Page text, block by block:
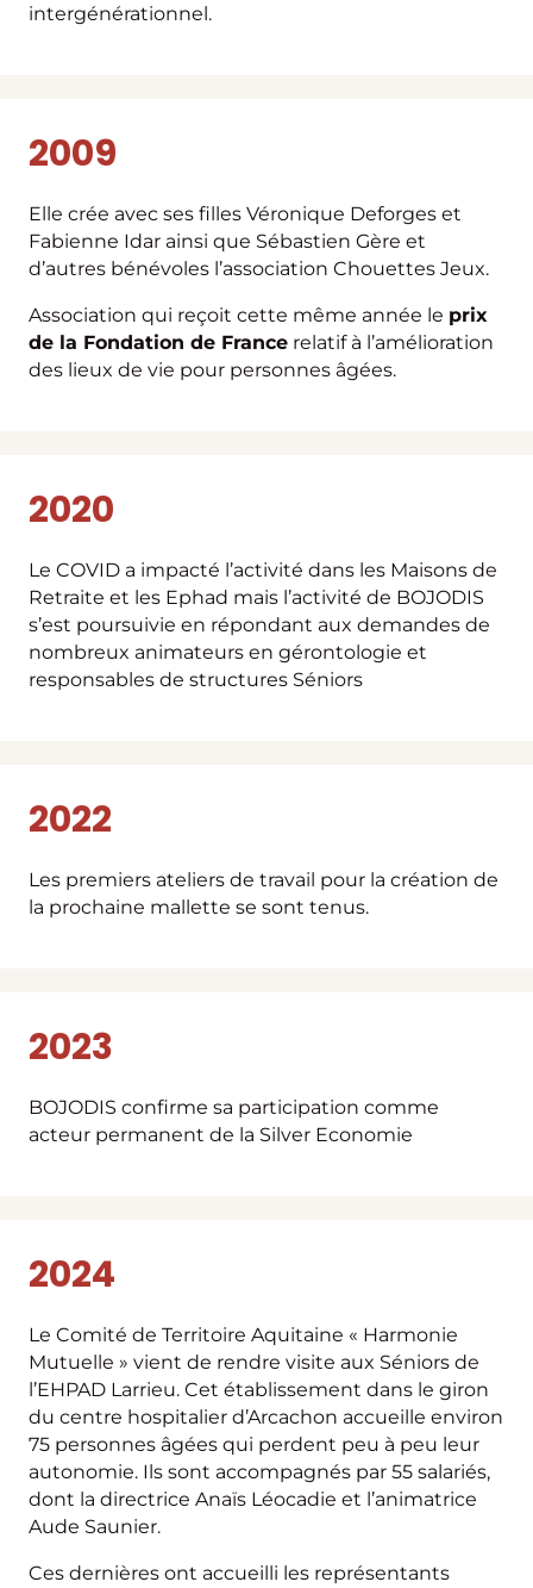
intergénérationnel.
2009
Elle crée avec ses filles Véronique Deforges et
Fabienne Idar ainsi que Sébastien Gère et
d’autres bénévoles l’association Chouettes Jeux.
Association qui reçoit cette même année le prix
de la Fondation de France relatif à l’amélioration
des lieux de vie pour personnes âgées.
2020
Le COVID a impacté l’activité dans les Maisons de
Retraite et les Ephad mais l’activité de BOJODIS
s’est poursuivie en répondant aux demandes de
nombreux animateurs en gérontologie et
responsables de structures Séniors
2022
Les premiers ateliers de travail pour la création de
la prochaine mallette se sont tenus.
2023
BOJODIS confirme sa participation comme
acteur permanent de la Silver Economie
2024
Le Comité de Territoire Aquitaine « Harmonie
Mutuelle » vient de rendre visite aux Séniors de
l’EHPAD Larrieu. Cet établissement dans le giron
du centre hospitalier d’Arcachon accueille environ
75 personnes âgées qui perdent peu à peu leur
autonomie. Ils sont accompagnés par 55 salariés,
dont la directrice Anaïs Léocadie et l’animatrice
Aude Saunier.
Ces dernières ont accueilli les représentants